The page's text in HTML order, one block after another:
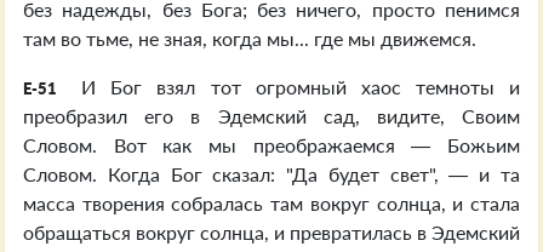
без надежды, без Бога; без ничего, просто пенимся
там во тьме, не зная, когда мы... где мы движемся.
E-51
И Бог взял тот огромный хаос темноты и
преобразил его в Эдемский сад, видите, Своим
Словом. Вот как мы преображаемся — Божьим
Словом. Когда Бог сказал: "Да будет свет", — и та
масса творения собралась там вокруг солнца, и стала
обращаться вокруг солнца, и превратилась в Эдемский